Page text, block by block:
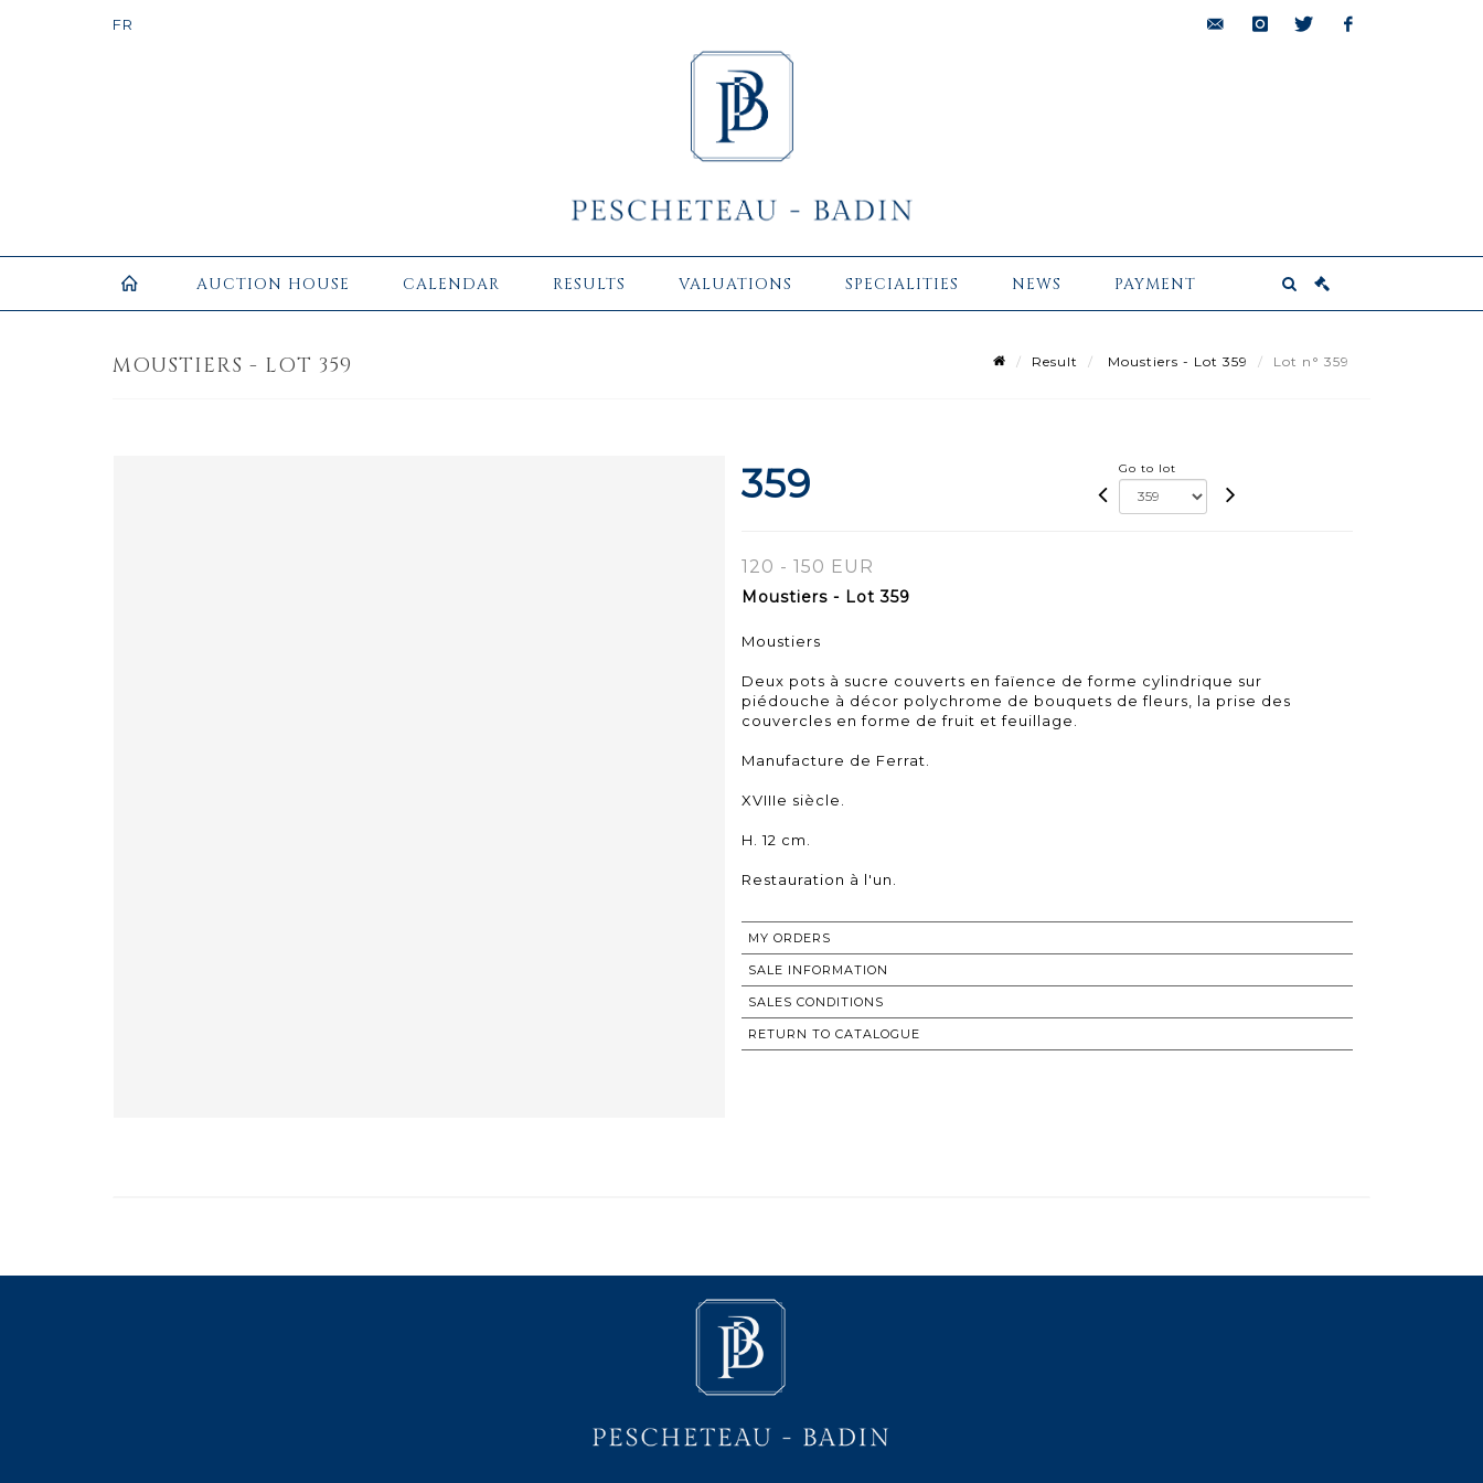
AUCTION HOUSE CALENDAR RESULTS VALUATIONS SPECIALITIES NEWS PAYMENT
MOUSTIERS - LOT 359 Result Moustiers - Lot 359 Lot n° 359
359 Go to lot
120 - 150 EUR
Moustiers - Lot 359
Moustiers
Deux pots à sucre couverts en faïence de forme cylindrique sur
piédouche à décor polychrome de bouquets de fleurs, la prise des
couvercles en forme de fruit et feuillage.
Manufacture de Ferrat.
XVIIIe siècle.
H. 12 cm.
Restauration à l'un.
MY ORDERS
SALE INFORMATION
SALES CONDITIONS
RETURN TO CATALOGUE